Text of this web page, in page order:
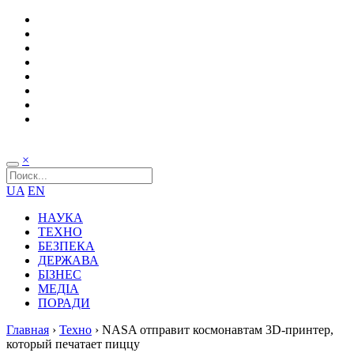
×
UA EN
НАУКА
ТЕХНО
БЕЗПЕКА
ДЕРЖАВА
БІЗНЕС
МЕДІА
ПОРАДИ
Главная › Техно › NASA отправит космонавтам 3D-принтер,
который печатает пиццу